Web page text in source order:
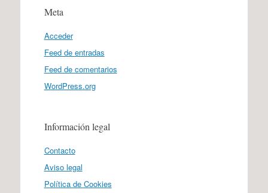
Meta
Acceder
Feed de entradas
Feed de comentarios
WordPress.org
Información legal
Contacto
Aviso legal
Política de Cookies